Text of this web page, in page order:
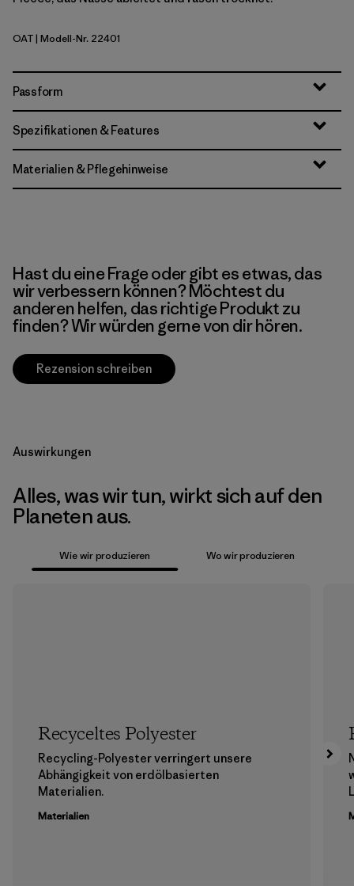
Oatmeal Heather
OAT| Modell-Nr. 22401
Passform
Spezifikationen & Features
Materialien & Pflegehinweise
Hast du eine Frage oder gibt es etwas, das
wir verbessern können? Möchtest du
anderen helfen, das richtige Produkt zu
finden? Wir würden gerne von dir hören.
Rezension schreiben
Auswirkungen
Alles, was wir tun, wirkt sich auf den
Planeten aus.
Wie wir produzieren Wo wir produzieren
Recyceltes Polyester
Recycling-Polyester verringert unsere
Abhängigkeit von erdölbasierten
Materialien.
Materialien